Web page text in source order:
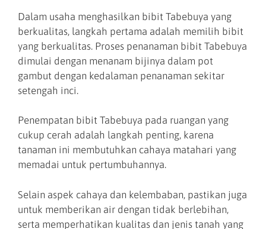
Dalam usaha menghasilkan bibit Tabebuya yang
berkualitas, langkah pertama adalah memilih bibit
yang berkualitas. Proses penanaman bibit Tabebuya
dimulai dengan menanam bijinya dalam pot
gambut dengan kedalaman penanaman sekitar
setengah inci.
Penempatan bibit Tabebuya pada ruangan yang
cukup cerah adalah langkah penting, karena
tanaman ini membutuhkan cahaya matahari yang
memadai untuk pertumbuhannya.
Selain aspek cahaya dan kelembaban, pastikan juga
untuk memberikan air dengan tidak berlebihan,
serta memperhatikan kualitas dan jenis tanah yang